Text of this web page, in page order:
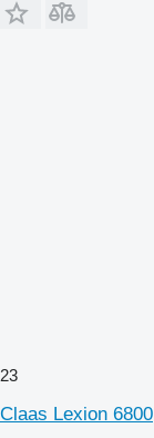
23
Claas Lexion 6800